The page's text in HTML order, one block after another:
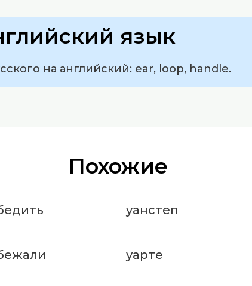
язык
на английский: ear, loop, handle.
Похожие
уанстеп
уарте